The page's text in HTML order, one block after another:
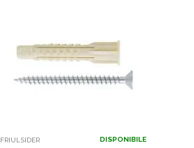
FRIULSIDER DISPONIBILE